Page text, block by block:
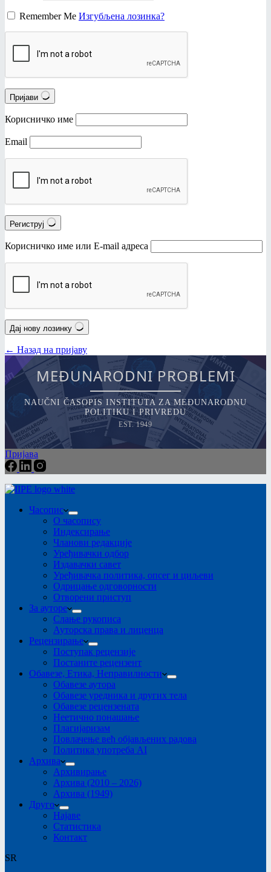
Remember Me Изгубљена лозинка?
Пријави
Корисничко име
Email
Региструј
Корисничко име или Е-mail адреса
Дај нову лозинку
← Назад на пријаву
MEĐUNARODNI PROBLEMI
NAUČNI ČASOPIS INSTITUTA ZA MEĐUNARODNU
POLITIKU I PRIVREDU
EST. 1949
Пријава
Часопис
О часопису
Индексирање
Чланови редакције
Уређивачки одбор
Издавачки савет
Уређивачка политика, опсег и циљеви
Одрицање одговорности
Отворени приступ
За ауторе
Слање рукописа
Ауторска права и лиценца
Рецензирање
Поступак рецензије
Постаните рецензент
Обавезе, Етика, Неправилности
Обавезе аутора
Обавезе уредника и других тела
Обавезе рецензената
Неетично понашање
Плагијаризам
Повлачење већ објављених радова
Политика употреба AI
Архива
Архивирање
Архива (2010 – 2026)
Архива (1949)
Друго
Најаве
Статистика
Контакт
SR